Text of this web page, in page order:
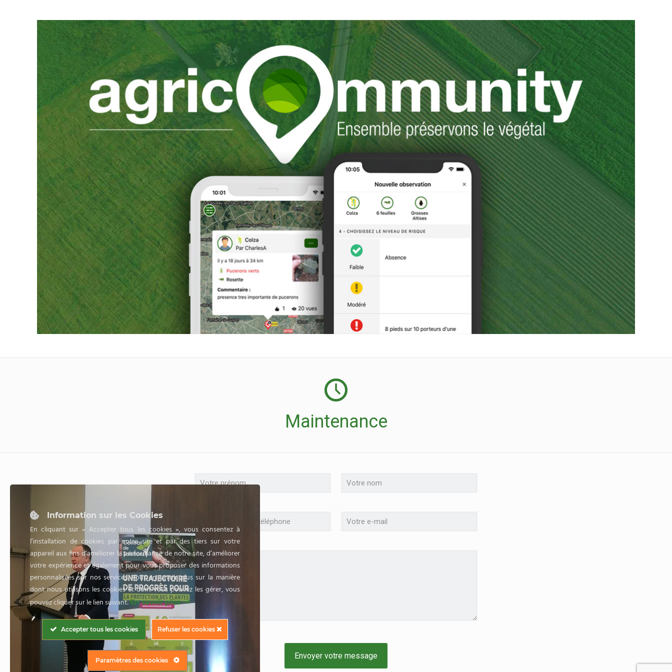
Maintenance
Information sur les Cookies
En cliquant sur « Accepter tous les cookies », vous consentez à
l’installation de cookies par notre site et par des tiers sur votre
appareil aux fins d’améliorer la performance de notre site, d’améliorer
votre expérience et également pour vous proposer des informations
personnalisées sur nos services. Pour en savoir plus sur la manière
dont nous utilisons les cookies et dont vous pouvez les gérer, vous
pouvez cliquer sur le lien suivant:En savoir plus
Accepter tous les cookies Refuser les cookies
Paramètres des cookies